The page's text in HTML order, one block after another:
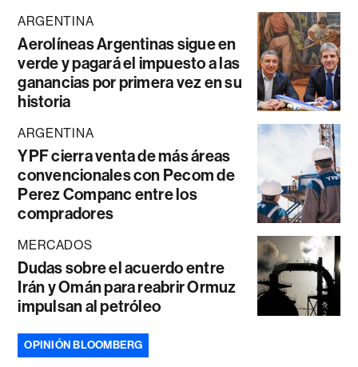
ARGENTINA
Aerolíneas Argentinas sigue en
verde y pagará el impuesto a las
ganancias por primera vez en su
historia
ARGENTINA
YPF cierra venta de más áreas
convencionales con Pecom de
Perez Companc entre los
compradores
MERCADOS
Dudas sobre el acuerdo entre
Irán y Omán para reabrir Ormuz
impulsan al petróleo
OPINIÓN BLOOMBERG